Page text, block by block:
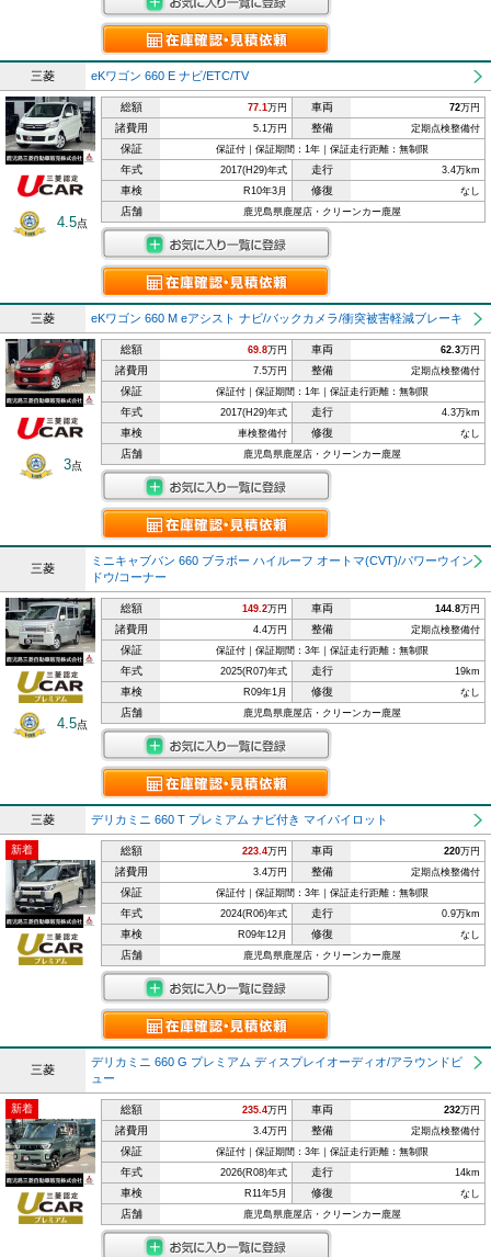
三菱 eKワゴン 660 E ナビ/ETC/TV
4.5点
総額 77.1万円 車両 72万円
諸費用 5.1万円 整備 定期点検整備付
保証 保証付｜保証期間：1年｜保証走行距離：無制限
年式 2017(H29)年式 走行 3.4万km
車検 R10年3月 修復 なし
店舗 鹿児島県鹿屋店・クリーンカー鹿屋
三菱 eKワゴン 660 M eアシスト ナビ/バックカメラ/衝突被害軽減ブレーキ
3点
総額 69.8万円 車両 62.3万円
諸費用 7.5万円 整備 定期点検整備付
保証 保証付｜保証期間：1年｜保証走行距離：無制限
年式 2017(H29)年式 走行 4.3万km
車検 車検整備付 修復 なし
店舗 鹿児島県鹿屋店・クリーンカー鹿屋
三菱
ミニキャブバン 660 ブラボー ハイルーフ オートマ(CVT)/パワーウイン
ドウ/コーナー
4.5点
総額 149.2万円 車両 144.8万円
諸費用 4.4万円 整備 定期点検整備付
保証 保証付｜保証期間：3年｜保証走行距離：無制限
年式 2025(R07)年式 走行 19km
車検 R09年1月 修復 なし
店舗 鹿児島県鹿屋店・クリーンカー鹿屋
三菱 デリカミニ 660 T プレミアム ナビ付き マイパイロット
新着 総額 223.4万円 車両 220万円
諸費用 3.4万円 整備 定期点検整備付
保証 保証付｜保証期間：3年｜保証走行距離：無制限
年式 2024(R06)年式 走行 0.9万km
車検 R09年12月 修復 なし
店舗 鹿児島県鹿屋店・クリーンカー鹿屋
三菱
デリカミニ 660 G プレミアム ディスプレイオーディオ/アラウンドビ
ュー
新着 総額 235.4万円 車両 232万円
諸費用 3.4万円 整備 定期点検整備付
保証 保証付｜保証期間：3年｜保証走行距離：無制限
年式 2026(R08)年式 走行 14km
車検 R11年5月 修復 なし
店舗 鹿児島県鹿屋店・クリーンカー鹿屋